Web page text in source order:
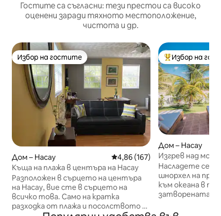
Гостите са съгласни: тези престои са високо
оценени заради тяхното местоположение,
чистота и др.
Избор на гостите
Избор на гостите
Дом – Насау Средна оценка: 4,86 от 5,
4,86 (167)
Къща на плажа в центъра на Насау
Разположен в сърцето на центъра
на Насау, вие сте в сърцето на
всичко това. Само на кратка
разходка от плажа и посолството на
Най-популярен
Избор на
Дом – Насау
Изгрев над
прага ви!
Насладете се на
шнорхел на
към океана в
затворената
се на изгрева